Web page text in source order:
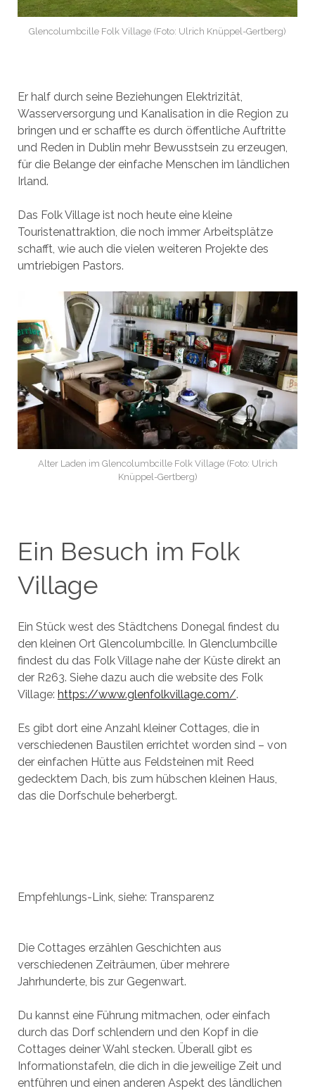
Glencolumbcille Folk Village (Foto: Ulrich Knüppel-Gertberg)
Er half durch seine Beziehungen Elektrizität,
Wasserversorgung und Kanalisation in die Region zu
bringen und er schaffte es durch öffentliche Auftritte
und Reden in Dublin mehr Bewusstsein zu erzeugen,
für die Belange der einfache Menschen im ländlichen
Irland.
Das Folk Village ist noch heute eine kleine
Touristenattraktion, die noch immer Arbeitsplätze
schafft, wie auch die vielen weiteren Projekte des
umtriebigen Pastors.
Alter Laden im Glencolumbcille Folk Village (Foto: Ulrich
Knüppel-Gertberg)
Ein Besuch im Folk
Village
Ein Stück west des Städtchens Donegal findest du
den kleinen Ort Glencolumbcille. In Glenclumbcille
findest du das Folk Village nahe der Küste direkt an
der R263. Siehe dazu auch die website des Folk
Village: https://www.glenfolkvillage.com/.
Es gibt dort eine Anzahl kleiner Cottages, die in
verschiedenen Baustilen errichtet worden sind – von
der einfachen Hütte aus Feldsteinen mit Reed
gedecktem Dach, bis zum hübschen kleinen Haus,
das die Dorfschule beherbergt.
Empfehlungs-Link, siehe: Transparenz
Die Cottages erzählen Geschichten aus
verschiedenen Zeiträumen, über mehrere
Jahrhunderte, bis zur Gegenwart.
Du kannst eine Führung mitmachen, oder einfach
durch das Dorf schlendern und den Kopf in die
Cottages deiner Wahl stecken. Überall gibt es
Informationstafeln, die dich in die jeweilige Zeit und
entführen und einen anderen Aspekt des ländlichen